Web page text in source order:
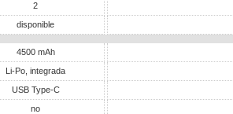
2
disponible
4500 mAh
Li-Po, integrada
USB Type-C
no